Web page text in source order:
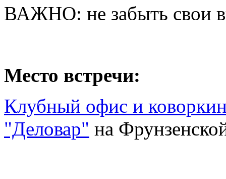
ВАЖНО: не забыть свои
Место встречи:
Клубный офис и
"Деловар" на